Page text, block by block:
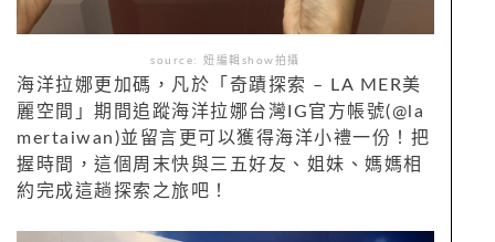
source: 妞編輯show拍攝
海洋拉娜更加碼，凡於「奇蹟探索 – LA MER美
麗空間」期間追蹤海洋拉娜台灣IG官方帳號(@la
mertaiwan)並留言更可以獲得海洋小禮一份！把
握時間，這個周末快與三五好友、姐妹、媽媽相
約完成這趟探索之旅吧！